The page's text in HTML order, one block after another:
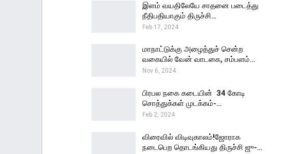
இளம் வயதிலேயே சாதனை படைத்து
நீதிபதியாகும் திருச்சி…
Feb 17, 2024
மாநாட்டுக்கு அழைத்துச் சென்ற
வகையில் வேன் வாடகை, சம்பளம்…
Nov 6, 2024
பிரபல நகை கடையின் ₹ 34 கோடி
சொத்துக்கள் முடக்கம்-…
Feb 2, 2024
விரைவில் விடிவுகாலம்!ஜோராக
நடைபெற தொடங்கியது திருச்சி ஜு-…